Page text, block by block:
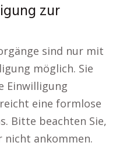
zur
sind nur mit
möglich. Sie
Einwilligung
eine formlose
Bitte beachten Sie,
nicht ankommen.